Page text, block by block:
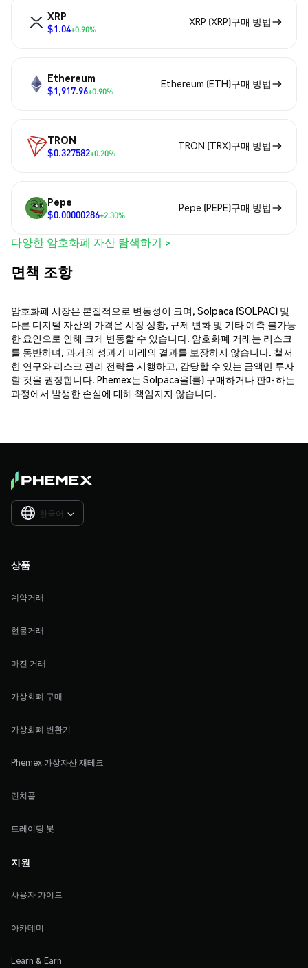
XRP
$1.04+0.90%
XRP (XRP)구매 방법
Ethereum
$1,917.96+0.90%
Ethereum (ETH)구매 방법
TRON
$0.327582+0.20%
TRON (TRX)구매 방법
Pepe
$0.00000286+2.30%
Pepe (PEPE)구매 방법
다양한 암호화폐 자산 탐색하기 >
면책 조항
암호화폐 시장은 본질적으로 변동성이 크며, Solpaca (SOLPAC) 및
다른 디지털 자산의 가격은 시장 상황, 규제 변화 및 기타 예측 불가능
한 요인으로 인해 크게 변동할 수 있습니다. 암호화폐 거래는 리스크
를 동반하며, 과거의 성과가 미래의 결과를 보장하지 않습니다. 철저
한 연구와 리스크 관리 전략을 시행하고, 감당할 수 있는 금액만 투자
할 것을 권장합니다. Phemex는 Solpaca을(를) 구매하거나 판매하는
과정에서 발생한 손실에 대해 책임지지 않습니다.
한국어 
상품
계약거래
현물거래
마진 거래
가상화폐 구매
가상화폐 변환기
Phemex 가상자산 재테크
런치풀
트레이딩 봇
지원
사용자 가이드
아카데미
Learn & Earn